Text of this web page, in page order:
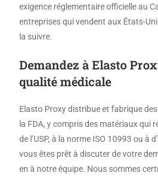
exigence réglementaire officielle au
entreprises qui vendent aux États-
la suivre.
Demandez à Elasto
qualité médicale
Elasto Proxy distribue et fabrique
la FDA, y compris des matériaux qui
de l’USP, à la norme ISO 10993 ou à
vous êtes prêt à discuter de votre
en à notre équipe. Nous sommes